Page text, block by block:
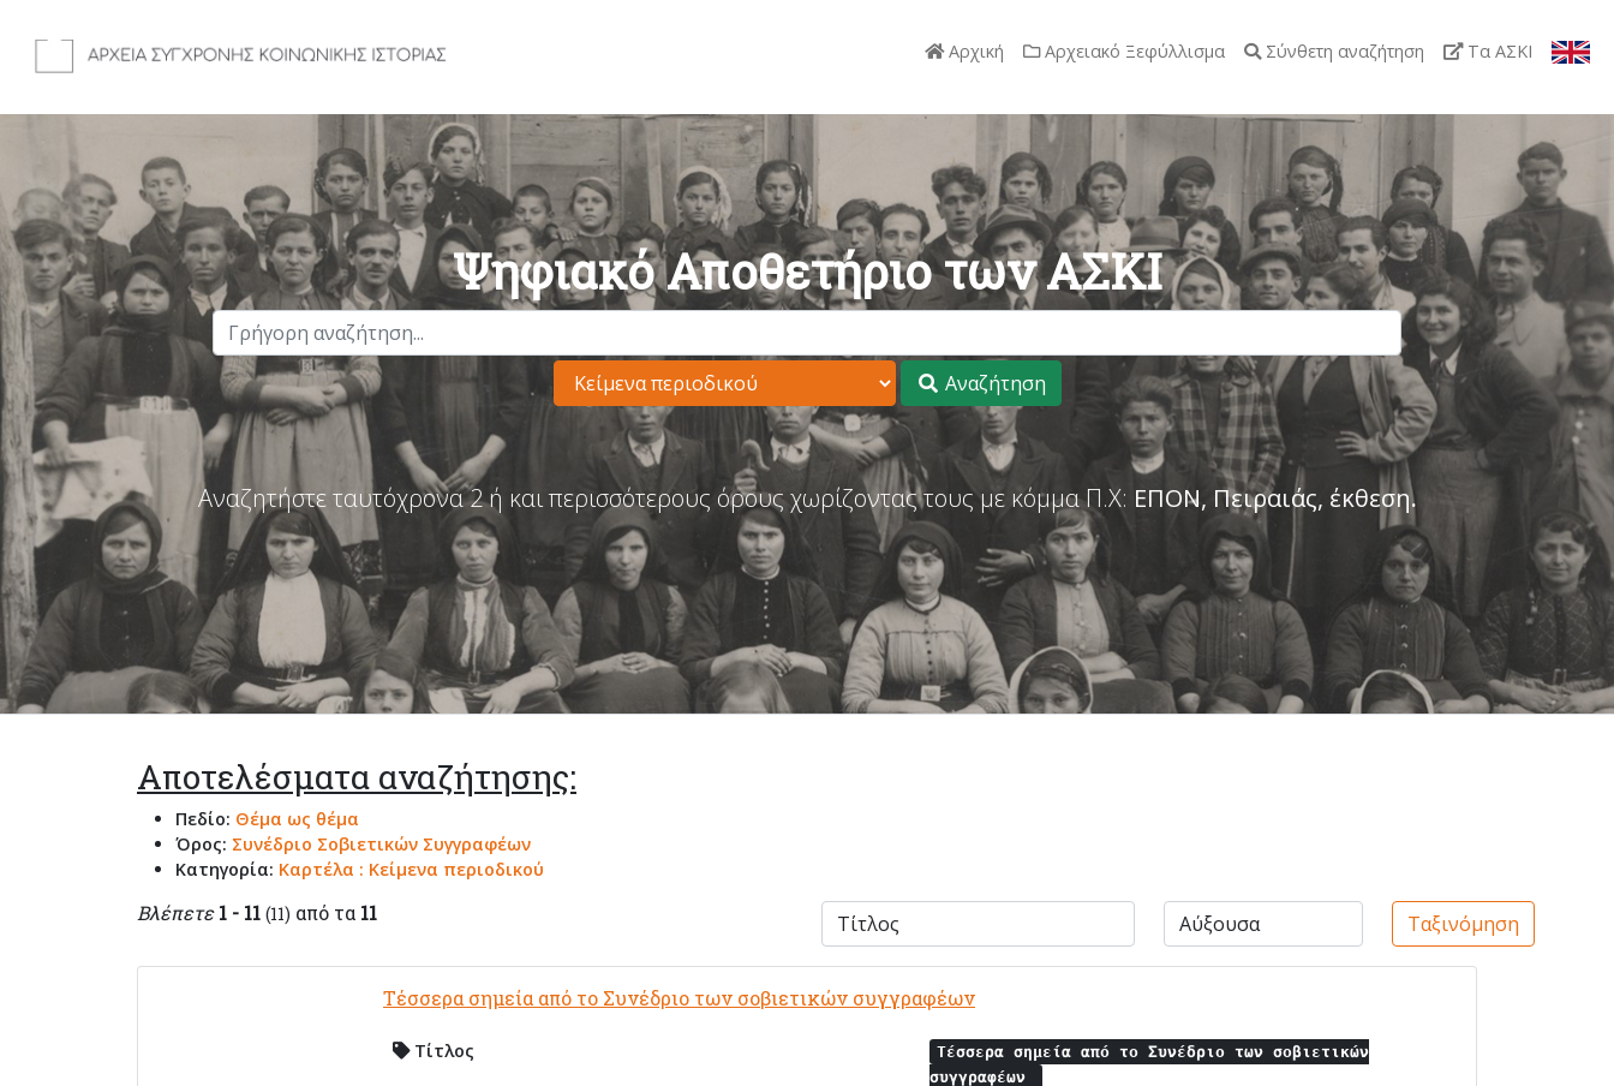
Αρχική Αρχειακό Ξεφύλλισμα Σύνθετη αναζήτηση Τα ΑΣΚΙ
Ψηφιακό Αποθετήριο των ΑΣΚΙ
Αναζήτηση
Αναζητήστε ταυτόχρονα 2 ή και περισσότερους όρους χωρίζοντας τους με κόμμα Π.Χ: ΕΠΟΝ, Πειραιάς, έκθεση.
Αποτελέσματα αναζήτησης:
Πεδίο: Θέμα ως θέμα
Όρος: Συνέδριο Σοβιετικών Συγγραφέων
Κατηγορία: Καρτέλα : Κείμενα περιοδικού
Βλέπετε 1 - 11 (11) από τα 11 Ταξινόμηση
Τέσσερα σημεία από το Συνέδριο των σοβιετικών συγγραφέων
Τίτλος
Τέσσερα σημεία από το Συνέδριο των σοβιετικών
συγγραφέων